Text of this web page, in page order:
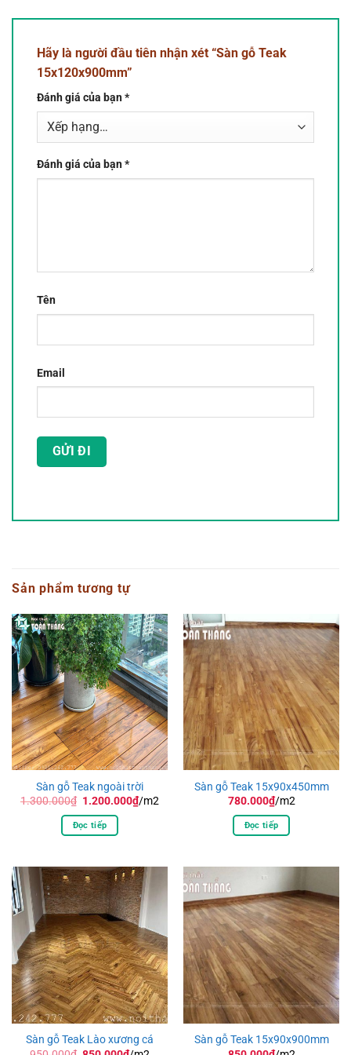
Hãy là người đầu tiên nhận xét “Sàn gỗ Teak
15x120x900mm”
Đánh giá của bạn*
Đánh giá của bạn*
Tên
Email
Sản phẩm tương tự
Sàn gỗ Teak ngoài trời
1.300.000₫ Giá
là:
1.300.000₫.
1.200.000₫Giá
hiện
/m2
Đọc tiếp
Sàn gỗ Teak 15x90x450mm
780.000₫/m2
Đọc tiếp
Sàn gỗ Teak Lào xương cá
Sàn gỗ Teak 15x90x900mm